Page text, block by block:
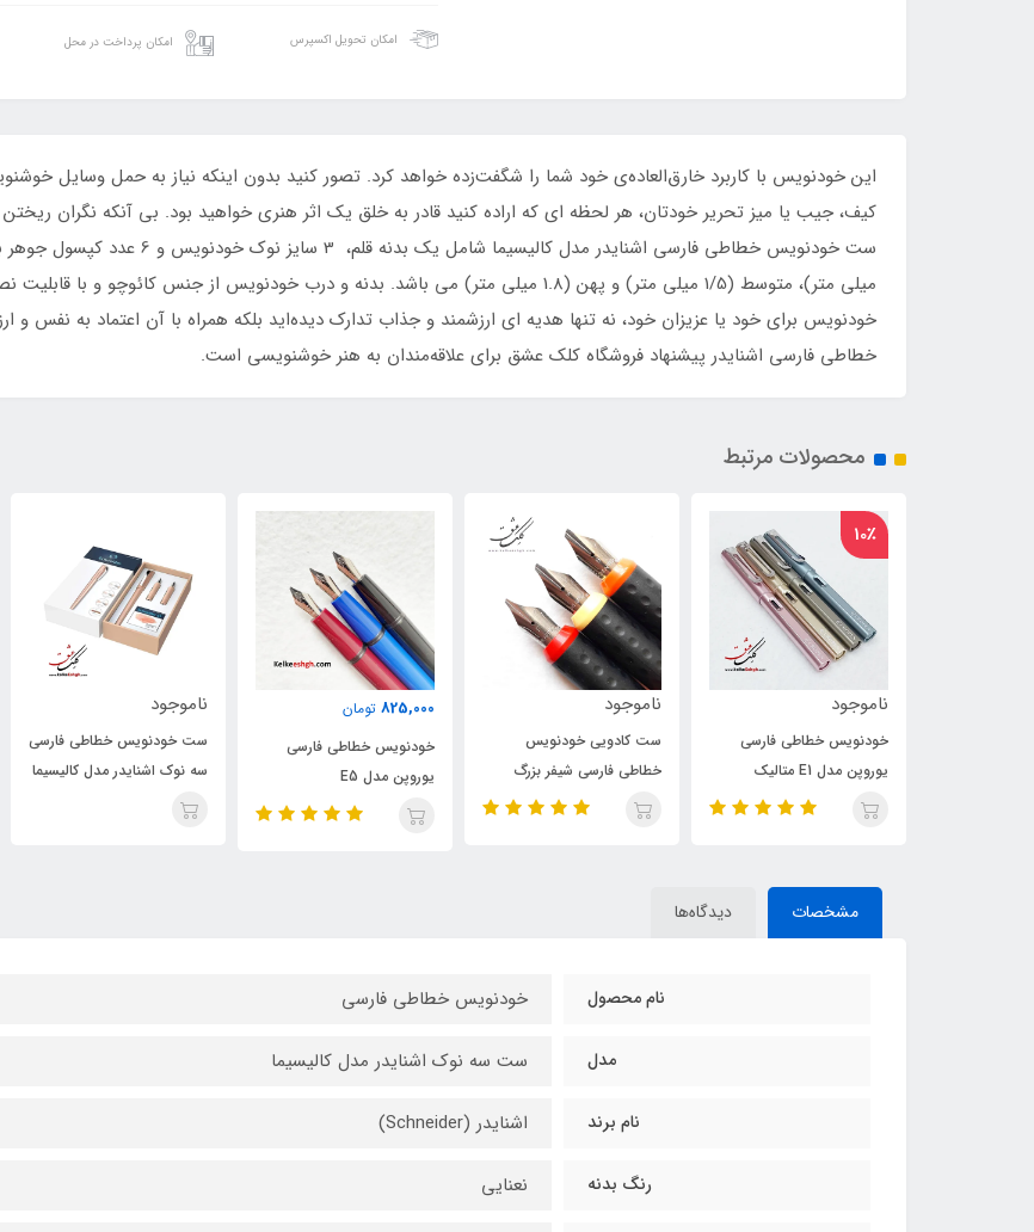
امکان تحویل اکسپرس امکان پرداخت در محل
این خودنویس با کاربرد خارق‌العاده‌ی خود شما را شگفت‌زده خواهد کرد. تصور کنید بدون اینکه نیاز به حمل وسایل
کیف، جیب یا میز تحریر خودتان، هر لحظه ای که اراده کنید قادر به خلق یک اثر هنری خواهید بود. بی آنکه نگران
میلی متر)، متوسط (1/5 میلی متر) و پهن (1.8 میلی متر) می باشد. بدنه و درب خودنویس از جنس
خودنویس برای خود یا عزیزان خود، نه تنها هدیه ای ارزشمند و جذاب تدارک دیده‌اید بلکه همراه با آن اعتماد به
خطاطی فارسی اشنایدر پیشنهاد فروشگاه کلک عشق برای علاقه‌مندان به هنر خوشنویسی است.
محصولات مرتبط
ناموجود
ست کادویی خودنویس
خطاطی فارسی شیفر بزرگ
825,000
خودنویس خطاطی فارسی
یوروپن مدل E5
ناموجود
ست خودنویس خطاطی فارسی
سه نوک اشنایدر مدل کالیسیما
5,750,000
ست خودنویس خطاطی فارسی
سه نوک شیفر کوچک
مشخصات دیدگاه‌ها
نام محصول خودنویس خطاطی فارسی
مدل ست سه نوک اشنایدر مدل کالیسیما
نام برند اشنایدر (Schneider)
رنگ بدنه نعنایی